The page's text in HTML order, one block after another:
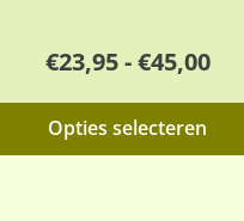
€23,95-€45,00
Opties selecteren